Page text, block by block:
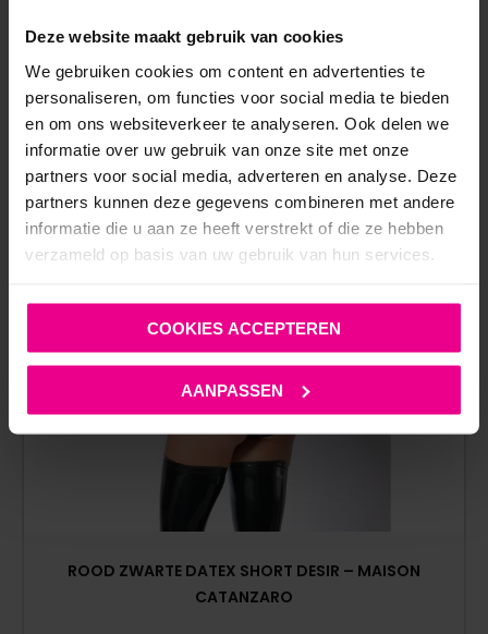
Deze website maakt gebruik van cookies
We gebruiken cookies om content en advertenties te
personaliseren, om functies voor social media te bieden
en om ons websiteverkeer te analyseren. Ook delen we
informatie over uw gebruik van onze site met onze
partners voor social media, adverteren en analyse. Deze
partners kunnen deze gegevens combineren met andere
informatie die u aan ze heeft verstrekt of die ze hebben
verzameld op basis van uw gebruik van hun services.
COOKIES ACCEPTEREN
AANPASSEN
ANDERE MENSEN BEKEKEN OOK:
ROOD ZWARTE DATEX SHORT DESIR – MAISON
CATANZARO